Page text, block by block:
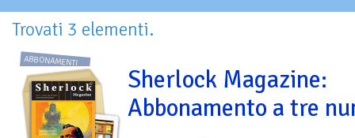
Trovati 3 elementi.
ABBONAMENTI
Sherlock Magazine:
Abbonamento a tre